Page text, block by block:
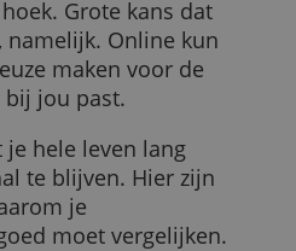
bankrekening wil
niet meer automatisch
hoek. Grote kans dat
namelijk. Online kun
keuze maken voor de
bij jou past.